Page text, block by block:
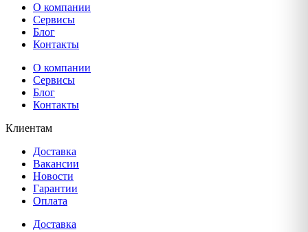
О компании
Сервисы
Блог
Контакты
О компании
Сервисы
Блог
Контакты
Клиентам
Доставка
Вакансии
Новости
Гарантии
Оплата
Доставка